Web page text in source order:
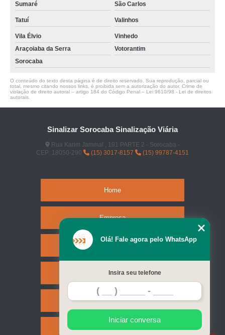
Sumaré São Carlos
Tatuí Valinhos
Vila Élvio
Vinhedo
Araçoiaba da Serra
Votorantim
Sorocaba
O conteúdo do texto desta página é de direito reservado. Sua reprodução, parcial ou
total, mesmo citando nossos links, é proibida sem a autorização do autor. Crime de
violação de direito autoral – artigo 184 do Código Penal – Lei 9610/98 - Lei de direitos
autorais
Sinalizar Sorocaba Sinalização Viária
Rua Karim Jammal , 191 PARTE 2 - Sorocaba -
CEP: 18050-290
(15) 3017-8157 (15) 99787-4151
Home
Empresa
Serviços
Contato
Mapa do site
Olá! Fale agora pelo WhatsApp
Insira seu telefone
Iniciar conversa